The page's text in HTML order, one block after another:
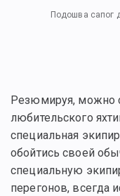
Подошва сапог
Резюмируя, можно
любительского
специальная
обойтись своей
специальную
перегонов, всегда